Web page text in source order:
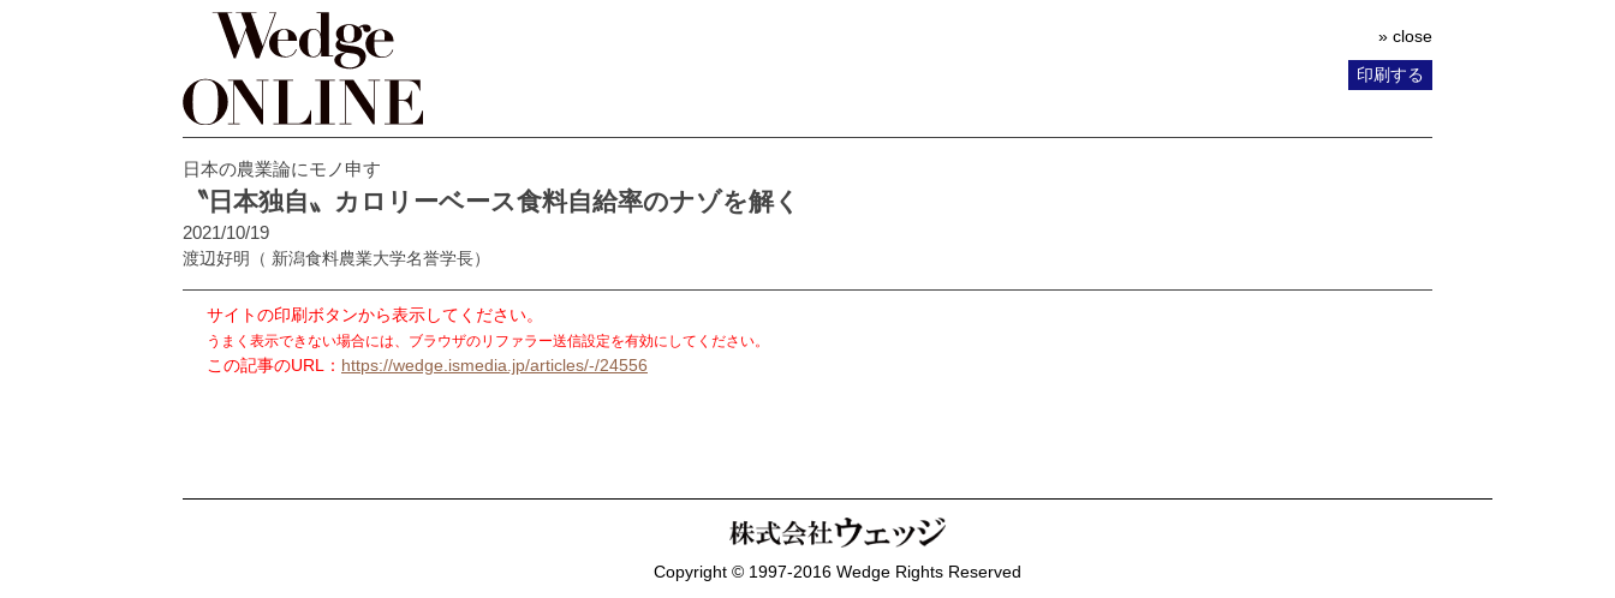
» close
印刷する
日本の農業論にモノ申す
〝日本独自〟カロリーベース食料自給率のナゾを解く
2021/10/19
渡辺好明 （ 新潟食料農業大学名誉学長）
サイトの印刷ボタンから表示してください。
うまく表示できない場合には、ブラウザのリファラー送信設定を有効にしてください。
この記事のURL： https://wedge.ismedia.jp/articles/-/24556
Copyright © 1997-2016 Wedge Rights Reserved